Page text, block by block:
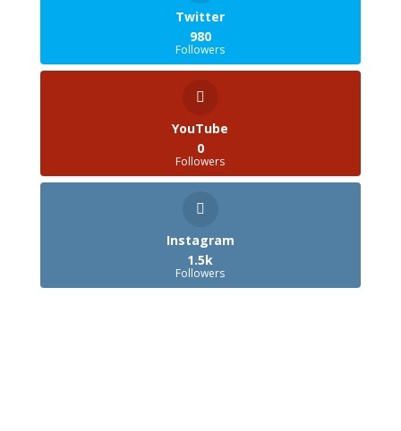
Twitter
980
Followers
YouTube
0
Followers
Instagram
1.5k
Followers